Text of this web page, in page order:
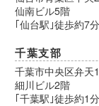
仙南ビル5階
｢仙台駅｣徒歩約7分
千葉支部
千葉市中央区弁
細川ビル2階
｢千葉駅｣徒歩約1分